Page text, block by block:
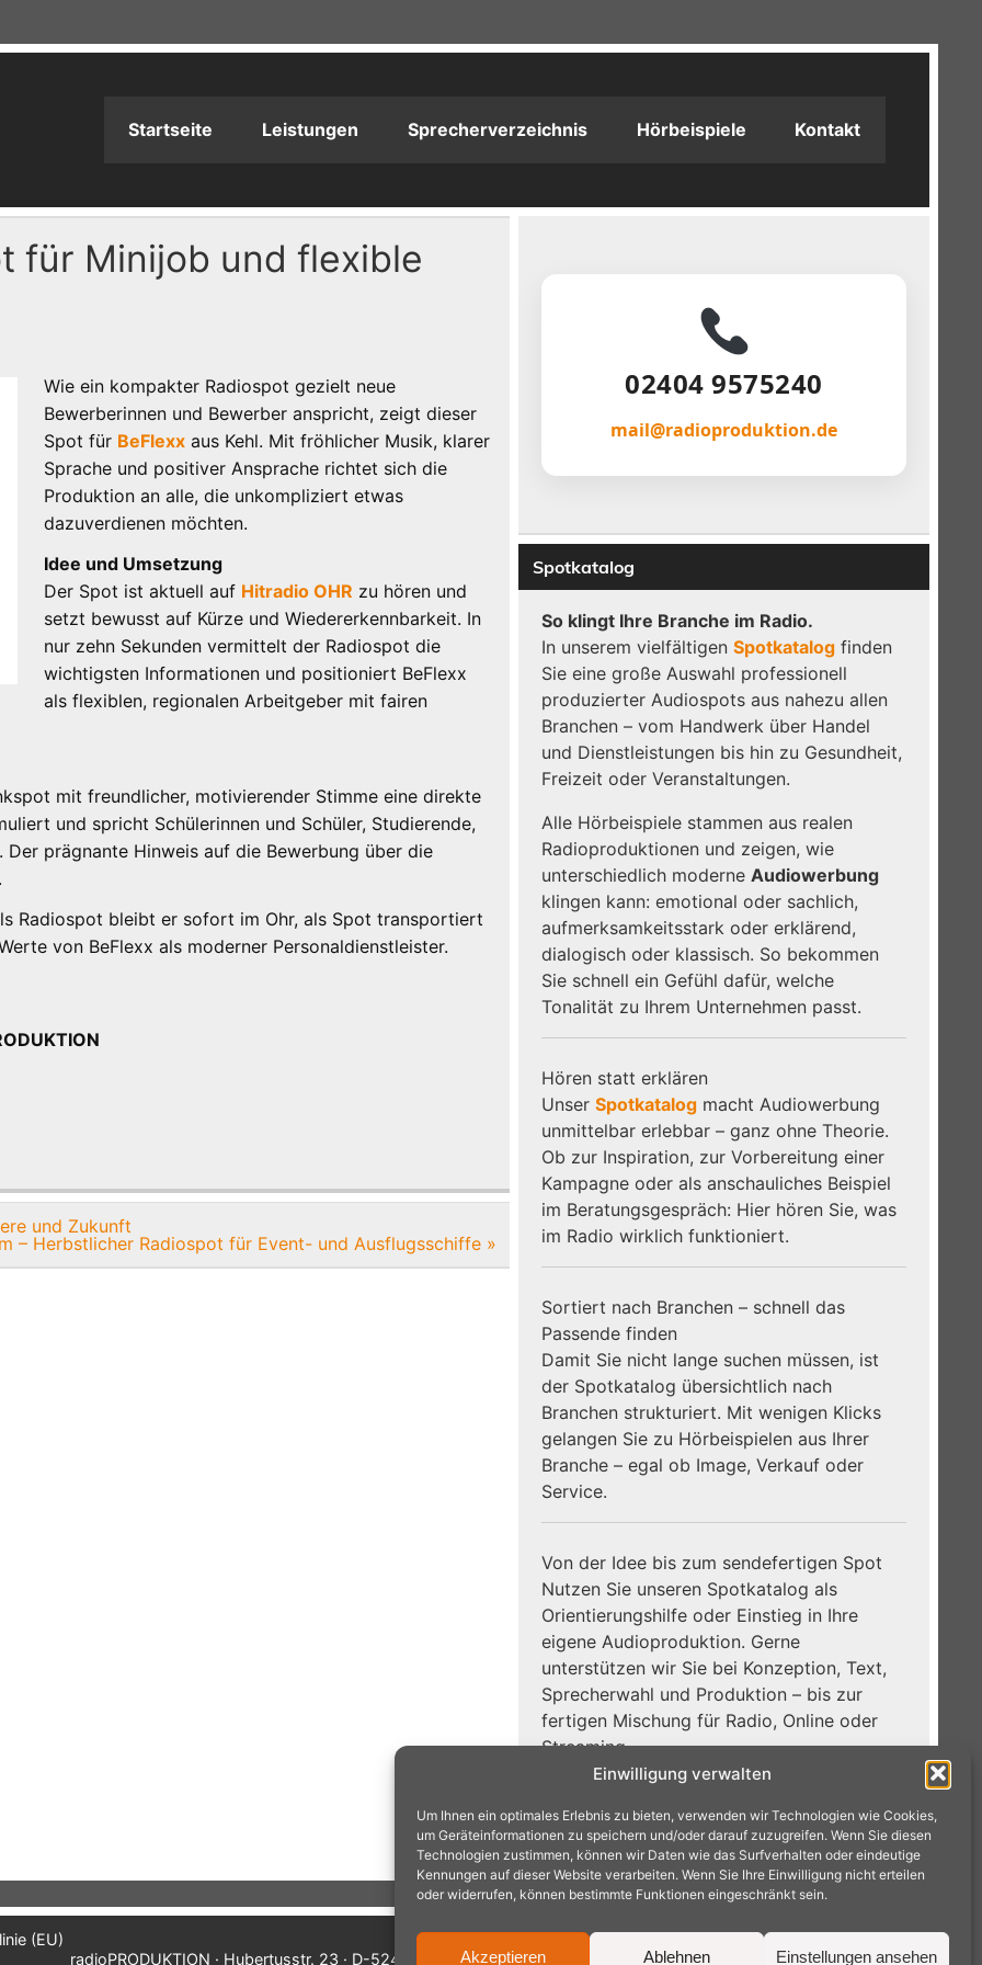
Einwilligung verwalten
Um Ihnen ein optimales Erlebnis zu bieten, verwenden wir Technologien wie Cookies,
um Geräteinformationen zu speichern und/oder darauf zuzugreifen. Wenn Sie diesen
Technologien zustimmen, können wir Daten wie das Surfverhalten oder eindeutige
Kennungen auf dieser Website verarbeiten. Wenn Sie Ihre Einwilligung nicht erteilen
oder widerrufen, können bestimmte Funktionen eingeschränkt sein.
Akzeptieren Ablehnen Einstellungen ansehen
Startseite Leistungen Sprecherverzeichnis Hörbeispiele Kontakt
für Minijob und flexible
Wie ein kompakter Radiospot gezielt neue
Bewerberinnen und Bewerber anspricht, zeigt dieser
Spot für BeFlexx aus Kehl. Mit fröhlicher Musik, klarer
Sprache und positiver Ansprache richtet sich die
Produktion an alle, die unkompliziert etwas
dazuverdienen möchten.
Idee und Umsetzung
Der Spot ist aktuell auf Hitradio OHR zu hören und
setzt bewusst auf Kürze und Wiedererkennbarkeit. In
nur zehn Sekunden vermittelt der Radiospot die
wichtigsten Informationen und positioniert BeFlexx
als flexiblen, regionalen Arbeitgeber mit fairen
mit freundlicher, motivierender Stimme eine direkte
und spricht Schülerinnen und Schüler, Studierende,
prägnante Hinweis auf die Bewerbung über die
Radiospot bleibt er sofort im Ohr, als Spot transportiert
von BeFlexx als moderner Personaldienstleister.
und Zukunft
– Herbstlicher Radiospot für Event- und Ausflugsschiffe »
02404 9575240
mail@radioproduktion.de
Spotkatalog
So klingt Ihre Branche im Radio.
In unserem vielfältigenSpotkatalog finden
Sie eine große Auswahl professionell
produzierter Audiospots aus nahezu allen
Branchen – vom Handwerk über Handel
und Dienstleistungen bis hin zu Gesundheit,
Freizeit oder Veranstaltungen.
Alle Hörbeispiele stammen aus realen
Radioproduktionen und zeigen, wie
unterschiedlich moderne Audiowerbung
klingen kann: emotional oder sachlich,
aufmerksamkeitsstark oder erklärend,
dialogisch oder klassisch. So bekommen
Sie schnell ein Gefühl dafür, welche
Tonalität zu Ihrem Unternehmen passt.
Hören statt erklären
UnserSpotkatalog macht Audiowerbung
unmittelbar erlebbar – ganz ohne Theorie.
Ob zur Inspiration, zur Vorbereitung einer
Kampagne oder als anschauliches Beispiel
im Beratungsgespräch: Hier hören Sie, was
im Radio wirklich funktioniert.
Sortiert nach Branchen – schnell das
Passende finden
Damit Sie nicht lange suchen müssen, ist
der Spotkatalog übersichtlich nach
Branchen strukturiert. Mit wenigen Klicks
gelangen Sie zu Hörbeispielen aus Ihrer
Branche – egal ob Image, Verkauf oder
Service.
Von der Idee bis zum sendefertigen Spot
Nutzen Sie unseren Spotkatalog als
Orientierungshilfe oder Einstieg in Ihre
eigene Audioproduktion. Gerne
unterstützen wir Sie bei Konzeption, Text,
Sprecherwahl und Produktion – bis zur
fertigen Mischung für Radio, Online oder
Streaming.
Spotkatalog →
(EU)
radioPRODUKTION · Hubertusstr. 23 · D-52477 Alsdorf/Aachen · Tel.: 02404 9575240 ·
mail@radioproduktion.de